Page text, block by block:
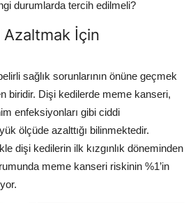
durumlarda tercih edilmeli?
Azaltmak İçin
sağlık sorunlarının önüne geçmek
biridir. Dişi kedilerde meme kanseri,
enfeksiyonları gibi ciddi
ölçüde azalttığı bilinmektedir.
dişi kedilerin ilk kızgınlık döneminden
meme kanseri riskinin %1’in